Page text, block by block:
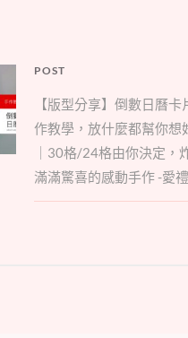
POST
【版型分享】倒數日曆卡
作教學，放什麼都幫你想
｜30格/24格由你決定，
滿滿驚喜的感動手作 -愛